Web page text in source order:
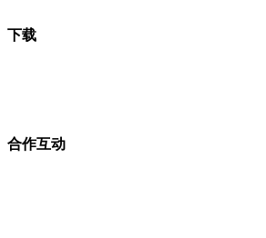
下载
合作互动